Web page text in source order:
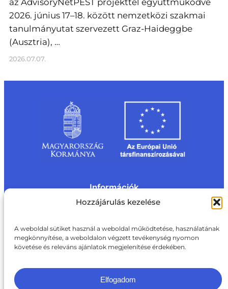
Hozzájárulás kezelése
A weboldal sütiket használ a weboldal működtetése, használatának
megkönnyítése, a weboldalon végzett tevékenység nyomon
követése és releváns ajánlatok megjelenítése érdekében.
Elfogadom
az AdvisoryNetPEST projekttel együttműködve
2026. június 17–18. között nemzetközi szakmai
tanulmányutat szervezett Graz-Haideggbe
(Ausztria), …
2026.07.07.
Információk
Impresszum
Rólunk
Oldaltérkép
Adatvédelmi nyilatkozat
Akadálymentesítési nyilatkozat
Cookie tájékoztató
Kapcsolat
ite@aki.gov.hu